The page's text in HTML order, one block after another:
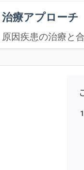
治療アプローチ
原因疾患の治療と